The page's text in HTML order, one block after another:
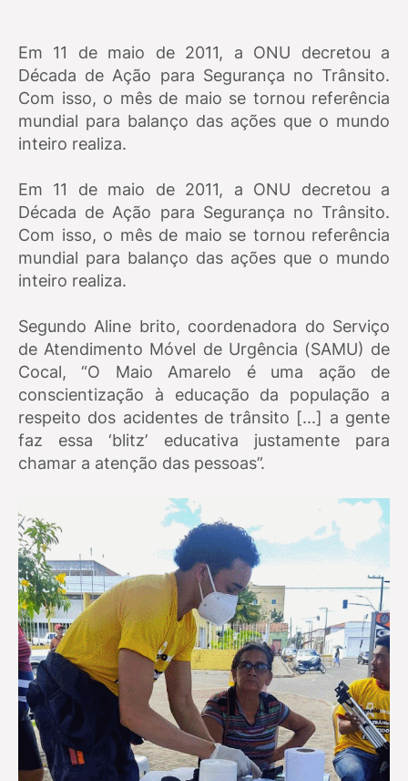
Em 11 de maio de 2011, a ONU decretou a
Década de Ação para Segurança no Trânsito.
Com isso, o mês de maio se tornou referência
mundial para balanço das ações que o mundo
inteiro realiza.
Em 11 de maio de 2011, a ONU decretou a
Década de Ação para Segurança no Trânsito.
Com isso, o mês de maio se tornou referência
mundial para balanço das ações que o mundo
inteiro realiza.
Segundo Aline brito, coordenadora do Serviço
de Atendimento Móvel de Urgência (SAMU) de
Cocal, “O Maio Amarelo é uma ação de
conscientização à educação da população a
respeito dos acidentes de trânsito [...] a gente
faz essa ‘blitz’ educativa justamente para
chamar a atenção das pessoas”.